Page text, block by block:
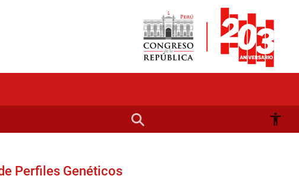
Perfiles Genéticos